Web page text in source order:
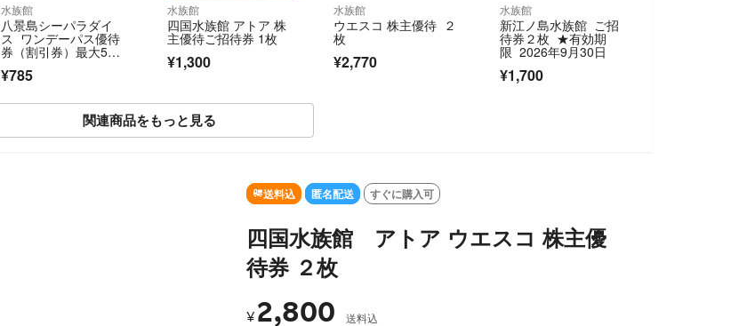
水族館
八景島シーパラダイ
ス ワンデーパス優待
券（割引券）最大5名
で合計4500円引に
¥785
水族館
四国水族館 アトア 株
主優待ご招待券 1枚
¥1,300
水族館
ウエスコ 株主優待 ２
枚
¥2,770
水族館
新江ノ島水族館 ご招
待券２枚 ★有効期
限 2026年9月30日
¥1,700
関連商品をもっと見る
送料込 匿名配送 すぐに購入可
四国水族館 アトア ウエスコ 株主優
待券 ２枚
¥ 2,800 送料込